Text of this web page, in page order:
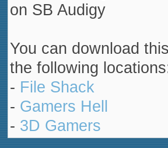
on SB Audigy
You can download
the following
- File Shack
- Gamers Hell
- 3D Gamers